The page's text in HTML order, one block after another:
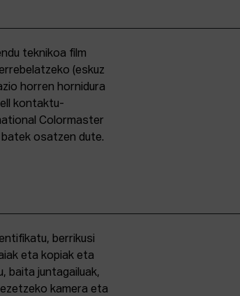
teknikoa film
(eskuz
horren hornidura
kontaktu-
Colormaster
osatzen dute.
berrikusi
eta kopiak eta
baita juntagailuak,
kamera eta